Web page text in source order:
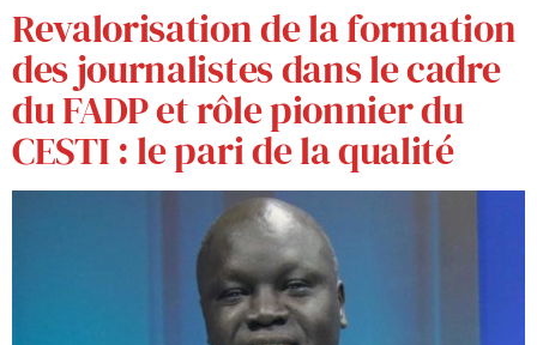
Revalorisation de la formation
des journalistes dans le cadre
du FADP et rôle pionnier du
CESTI : le pari de la qualité